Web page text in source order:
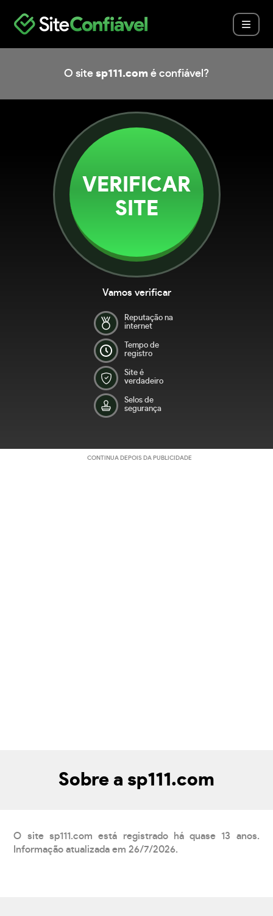
O site sp111.com é confiável?
VERIFICAR
SITE
Vamos verificar
Reputação na
internet
Tempo de
registro
Site é
verdadeiro
Selos de
segurança
CONTINUA DEPOIS DA PUBLICIDADE
Sobre a sp111.com
O site sp111.com está registrado há quase 13 anos.
Informação atualizada em 26/7/2026.